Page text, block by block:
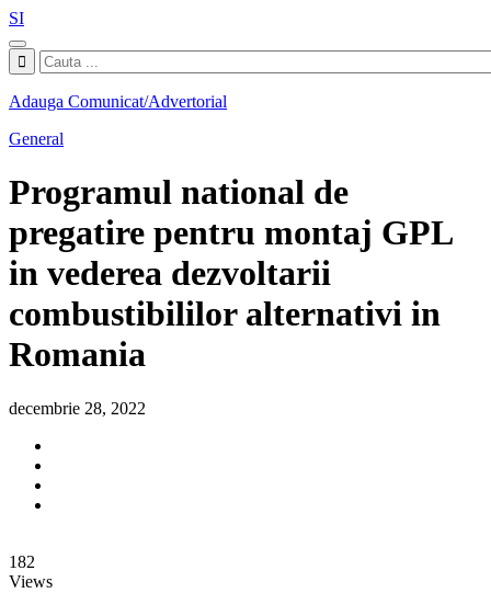
SI
Adauga Comunicat/Advertorial
General
Programul national de
pregatire pentru montaj GPL
in vederea dezvoltarii
combustibililor alternativi in
Romania
decembrie 28, 2022
182
Views